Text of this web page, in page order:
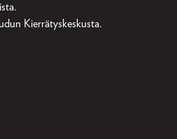
Kierrätyskeskusta.